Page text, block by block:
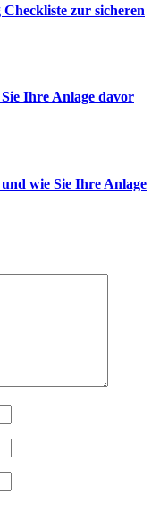
zur sicheren
Ihre Anlage davor
wie Sie Ihre Anlage